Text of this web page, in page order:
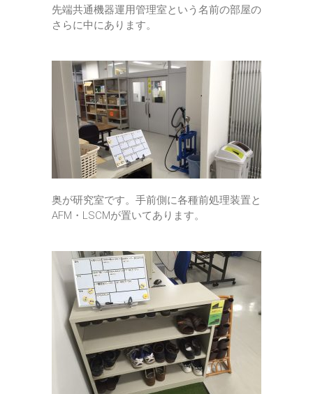
先端共通機器運用管理室という名前の部屋の
さらに中にあります。
奥が研究室です。手前側に各種前処理装置と
AFM・LSCMが置いてあります。